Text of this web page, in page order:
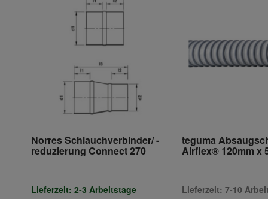
Norres Schlauchverbinder/ -
reduzierung Connect 270
Lieferzeit: 2-3 Arbeitstage
teguma
Airflex® 120mm x
Lieferzeit: 7-10